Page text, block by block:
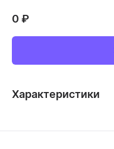
0 ₽
Характеристики